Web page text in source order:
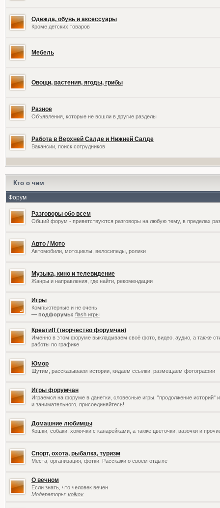
Одежда, обувь и аксессуары
Кроме детских товаров
Мебель
Овощи, растения, ягоды, грибы
Разное
Объявления, которые не вошли в другие разделы
Работа в Верхней Салде и Нижней Салде
Вакансии, поиск сотрудников
Кто о чем
Форум
Разговоры обо всем
Общий форум - приветствуются разговоры на любую тему, в пределах
Авто / Мото
Автомобили, мотоциклы, велосипеды, ролики
Музыка, кино и телевидение
Жанры и направления, где найти, рекомендации
Игры
Компьютерные и не очень
— подфорумы: flash игры
Креатиff (творчество форумчан)
Именно в этом форуме выкладываем своё фото, видео, аудио, а также
работы по графике
Юмор
Шутим, рассказываем истории, кидаем ссылки, размещаем фотографии
Игры форумчан
Играемся на форуме в данетки, словесные игры, "продолжение историй"
и занимательного, присоединяйтесь!
Домашние любимцы
Кошки, собаки, хомячки с канарейками, а также цветочки, вазочки и
Спорт, охота, рыбалка, туризм
Места, организация, фотки. Расскажи о своем отдыхе
О вечном
Если знать, что человек вечен
Модераторы: volkov